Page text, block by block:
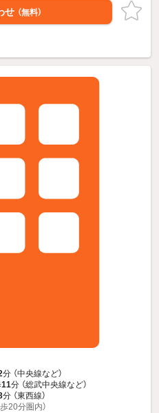
せ （無料）
分 （中央線など）
11分 （総武中央線など）
分 （東西線）
20分圏内）